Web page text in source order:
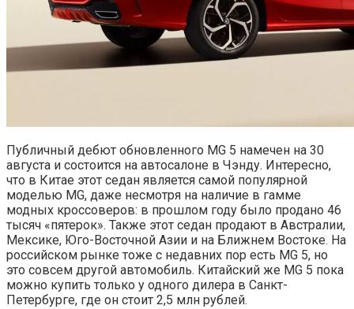
Публичный дебют обновленного MG 5 намечен на 30
августа и состоится на автосалоне в Чэнду. Интересно,
что в Китае этот седан является самой популярной
моделью MG, даже несмотря на наличие в гамме
модных кроссоверов: в прошлом году было продано 46
тысяч «пятерок». Также этот седан продают в Австралии,
Мексике, Юго-Восточной Азии и на Ближнем Востоке. На
российском рынке тоже с недавних пор есть MG 5, но
это совсем другой автомобиль. Китайский же MG 5 пока
можно купить только у одного дилера в Санкт-
Петербурге, где он стоит 2,5 млн рублей.